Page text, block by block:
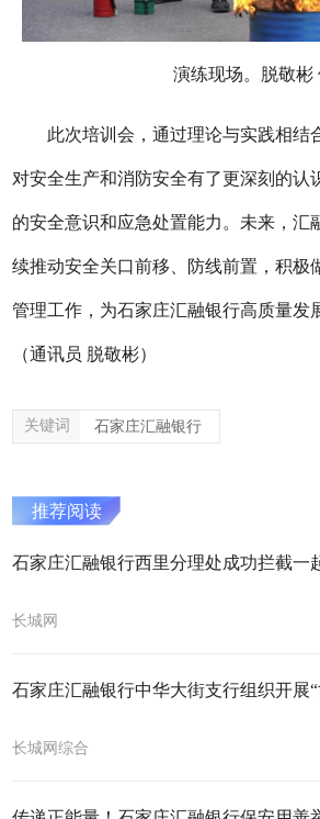
演练现场。脱敬彬
此次培训会，通过理论与实践相结
对安全生产和消防安全有了更深刻的认
的安全意识和应急处置能力。未来，汇
续推动安全关口前移、防线前置，积极
管理工作， 为石家庄汇融银行高质量发
（通讯员 脱敬彬）
关键词 石家庄汇融银行
推荐阅读
石家庄汇融银行西里分理处成功拦截一
长城网
长城网综合